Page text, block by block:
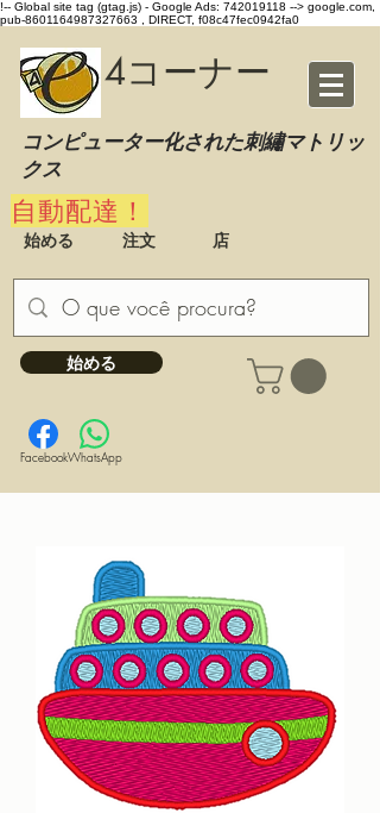
!-- Global site tag (gtag.js) - Google Ads: 742019118 --> google.com,
pub-8601164987327663 , DIRECT, f08c47fec0942fa0
4コーナー
コンピューター化された刺繡マトリッ
クス
自動配達！
始める 注文 店
始める
FacebookWhatsApp